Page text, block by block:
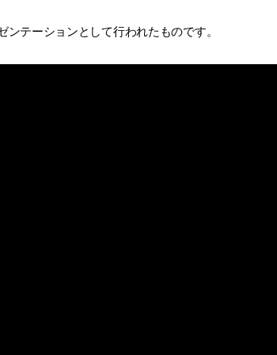
テーションとして行われたものです。